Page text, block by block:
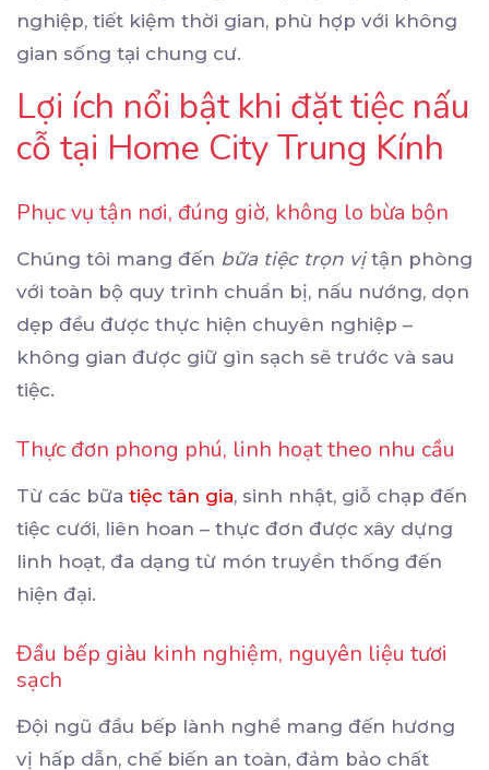
nghiệp, tiết kiệm thời gian, phù hợp với không
gian sống tại chung cư.
Lợi ích nổi bật khi đặt tiệc nấu
cỗ tại Home City Trung Kính
Phục vụ tận nơi, đúng giờ, không lo bừa bộn
Chúng tôi mang đến bữa tiệc trọn vịtận phòng
với toàn bộ quy trình chuẩn bị, nấu nướng, dọn
dẹp đều được thực hiện chuyên nghiệp –
không gian được giữ gìn sạch sẽ trước và sau
tiệc.
Thực đơn phong phú, linh hoạt theo nhu cầu
Từ các bữa tiệc tân gia, sinh nhật, giỗ chạp đến
tiệc cưới, liên hoan – thực đơn được xây dựng
linh hoạt, đa dạng từ món truyền thống đến
hiện đại.
Đầu bếp giàu kinh nghiệm, nguyên liệu tươi
sạch
Đội ngũ đầu bếp lành nghề mang đến hương
vị hấp dẫn, chế biến an toàn, đảm bảo chất